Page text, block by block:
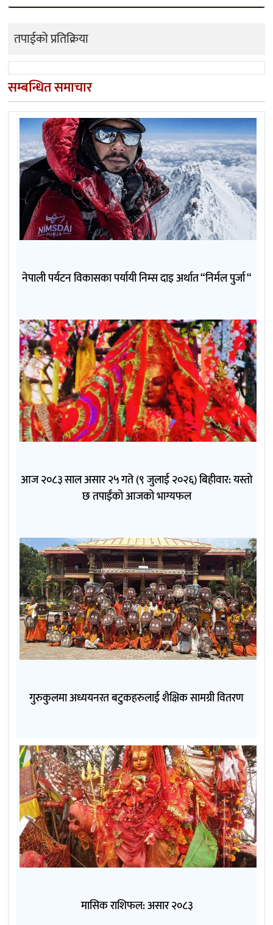
तपाईको प्रतिक्रिया
सम्बन्धित समाचार
नेपाली पर्यटन विकासका पर्यायी निम्स दाइ अर्थात “निर्मल पुर्जा “
आज २०८३ साल असार २५ गते (९ जुलाई २०२६) बिहीवार: यस्तो
छ तपाईंको आजको भाग्यफल
गुरुकुलमा अध्ययनरत बटुकहरुलाई शैक्षिक सामग्री वितरण
मासिक राशिफल: असार २०८३